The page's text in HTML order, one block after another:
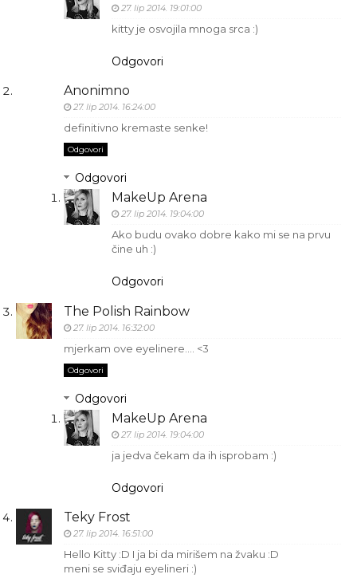
27. lip 2014. 19:01:00
kitty je osvojila mnoga srca :)
Odgovori
Anonimno
27. lip 2014. 16:24:00
definitivno kremaste senke!
Odgovori
Odgovori
MakeUp Arena
27. lip 2014. 19:04:00
Ako budu ovako dobre kako mi se na prvu
čine uh :)
Odgovori
The Polish Rainbow
27. lip 2014. 16:32:00
mjerkam ove eyelinere.... <3
Odgovori
Odgovori
MakeUp Arena
27. lip 2014. 19:04:00
ja jedva čekam da ih isprobam :)
Odgovori
Teky Frost
27. lip 2014. 16:51:00
Hello Kitty :D I ja bi da mirišem na žvaku :D
meni se sviđaju eyelineri :)